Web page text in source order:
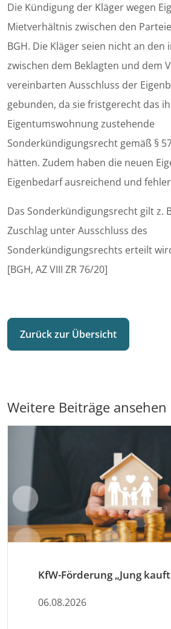
Die Kündigung der Kläger wegen
Mietverhältnis zwischen den
BGH. Die Kläger seien nicht an
zwischen dem Beklagten und dem
vereinbarten Ausschluss der
gebunden, da sie fristgerecht das
Eigentumswohnung zustehende
Sonderkündigungsrecht gemäß §
hätten. Zudem haben die neuen
Eigenbedarf ausreichend und
Das Sonderkündigungsrecht gilt z.
Zuschlag unter Ausschluss des
Sonderkündigungsrechts erteilt
[BGH, AZ VIII ZR 76/20]
Zurück zur Übersicht
Weitere Beiträge ansehen
06.08.2026